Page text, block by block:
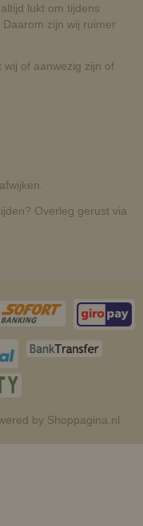
lukt om tijdens
zijn wij ruimer
of aanwezig zijn of
Overleg gerust via
by Shoppagina.nl